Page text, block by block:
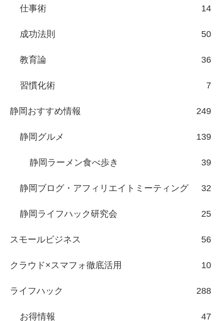
仕事術 14
成功法則 50
教育論 36
習慣化術 7
静岡おすすめ情報 249
静岡グルメ 139
静岡ラーメン食べ歩き 39
静岡ブログ・アフィリエイトミーティング 32
静岡ライフハック研究会 25
スモールビジネス 56
クラウド×スマフォ徹底活用 10
ライフハック 288
お得情報 47